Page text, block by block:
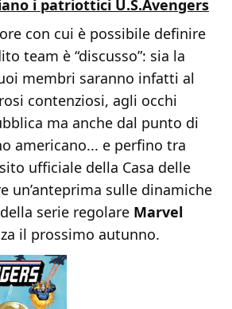
i patriottici U.S.Avengers
con cui è possibile definire
team è “discusso”: sia la
membri saranno infatti al
contenziosi, agli occhi
ma anche dal punto di
americano... e perfino tra
ufficiale della Casa delle
un’anteprima sulle dinamiche
serie regolare Marvel
il prossimo autunno.